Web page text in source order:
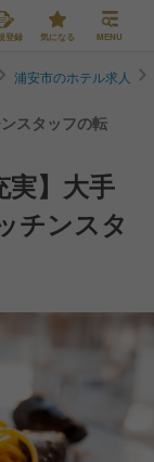
登録 気になる MENU
浦安市のホテル求人
スタッフの転
実】大手
チンスタ